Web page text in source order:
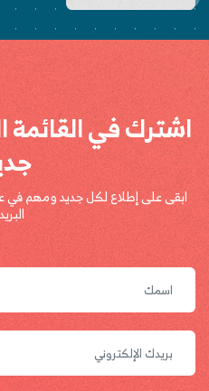
اشترك في القائمة
ابقى على إطلاع لكل جديد ومهم في